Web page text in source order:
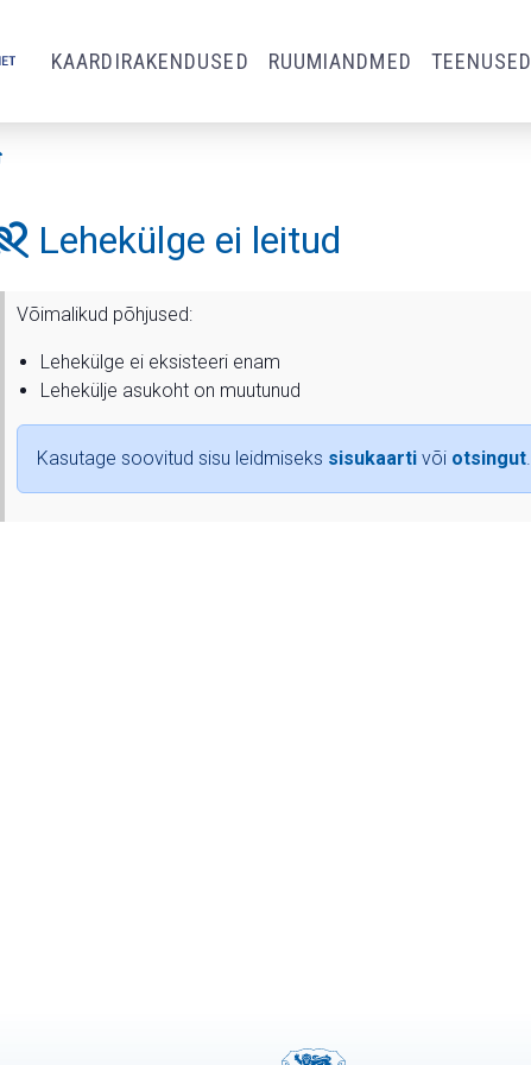
KAARDIRAKENDUSED RUUMIANDMED TEENUSED
Avaleht
Lehekülge ei leitud
Võimalikud põhjused:
Lehekülge ei eksisteeri enam
Lehekülje asukoht on muutunud
Kasutage soovitud sisu leidmiseks sisukaarti või otsingut.